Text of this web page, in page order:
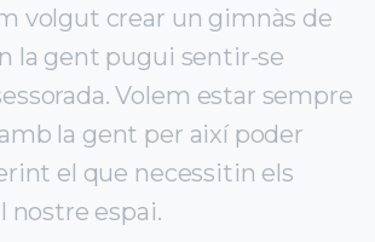
volgut crear un gimnàs de
la gent pugui sentir-se
Volem estar sempre
la gent per així poder
el que necessitin els
nostre espai.